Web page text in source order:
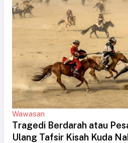
Wawasan
Tragedi Berdarah atau
Ulang Tafsir Kisah Kuda